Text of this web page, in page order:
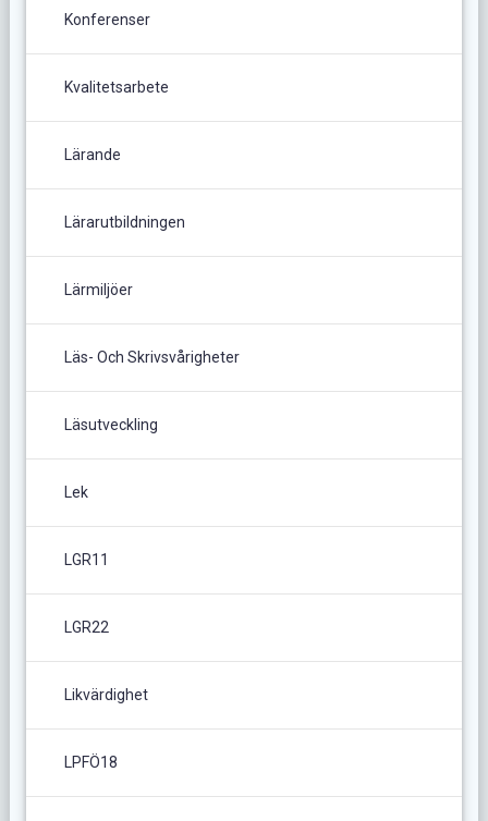
Konferenser
Kvalitetsarbete
Lärande
Lärarutbildningen
Lärmiljöer
Läs- Och Skrivsvårigheter
Läsutveckling
Lek
LGR11
LGR22
Likvärdighet
LPFÖ18